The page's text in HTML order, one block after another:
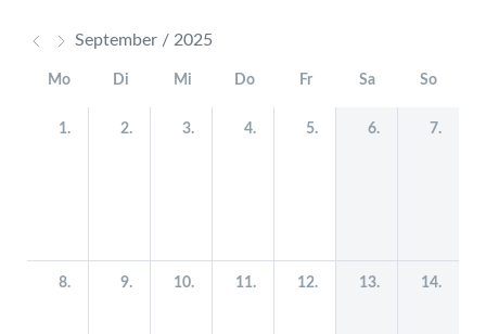
September / 2025
Mo Di Mi Do Fr Sa So
1. 2. 3. 4. 5. 6. 7.
8. 9. 10. 11. 12. 13. 14.